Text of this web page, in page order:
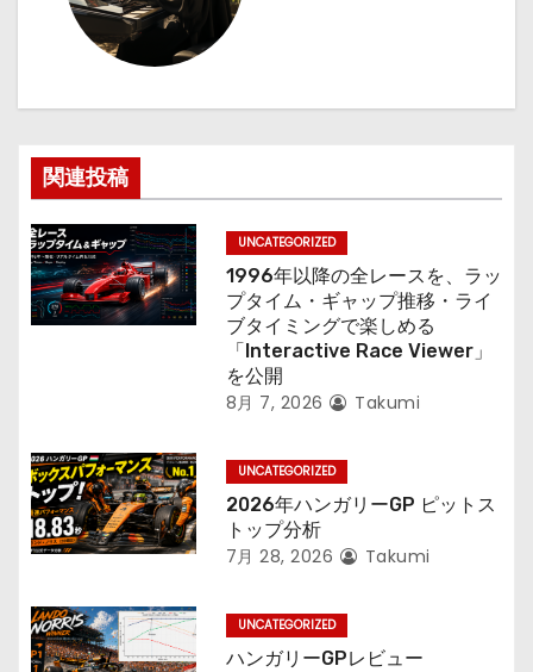
ー
ョ
ン
関連投稿
UNCATEGORIZED
1996年以降の全レースを、ラッ
プタイム・ギャップ推移・ライ
ブタイミングで楽しめる
「Interactive Race Viewer」
を公開
8月 7, 2026 Takumi
UNCATEGORIZED
2026年ハンガリーGP ピットス
トップ分析
7月 28, 2026 Takumi
UNCATEGORIZED
ハンガリーGPレビュー